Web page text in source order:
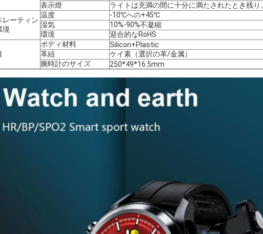
表示燈
ライトは充満の間に十分に満たされたとき残り
レーティン
境
温度
-10℃への+45℃
湿気
10%-90%不凝縮
環境
迎合的なRoHS
ボディ材料
Silicon+Plastic
革紐
ケイ素（選択の革/金属）
腕時計のサイズ
250*49*16.5mm